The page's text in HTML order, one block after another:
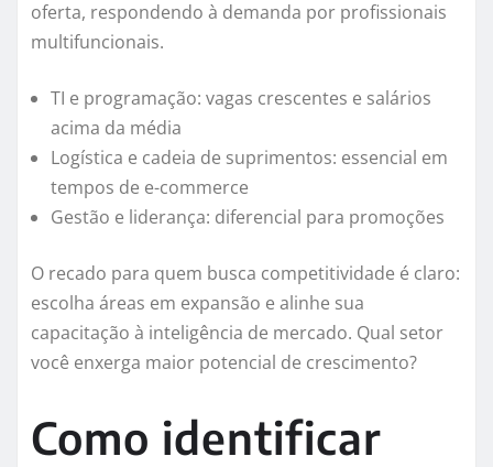
oferta, respondendo à demanda por profissionais
multifuncionais.
TI e programação: vagas crescentes e salários
acima da média
Logística e cadeia de suprimentos: essencial em
tempos de e-commerce
Gestão e liderança: diferencial para promoções
O recado para quem busca competitividade é claro:
escolha áreas em expansão e alinhe sua
capacitação à inteligência de mercado. Qual setor
você enxerga maior potencial de crescimento?
Como identificar